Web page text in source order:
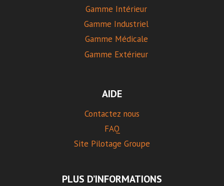
Gamme Intérieur
Gamme Industriel
Gamme Médicale
Gamme Extérieur
AIDE
Contactez nous
FAQ
Site Pilotage Groupe
PLUS D’INFORMATIONS